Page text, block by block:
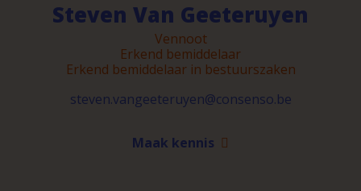
Steven Van Geeteruyen
Vennoot
Erkend bemiddelaar
Erkend bemiddelaar in bestuurszaken
steven.vangeeteruyen@consenso.be
Maak kennis